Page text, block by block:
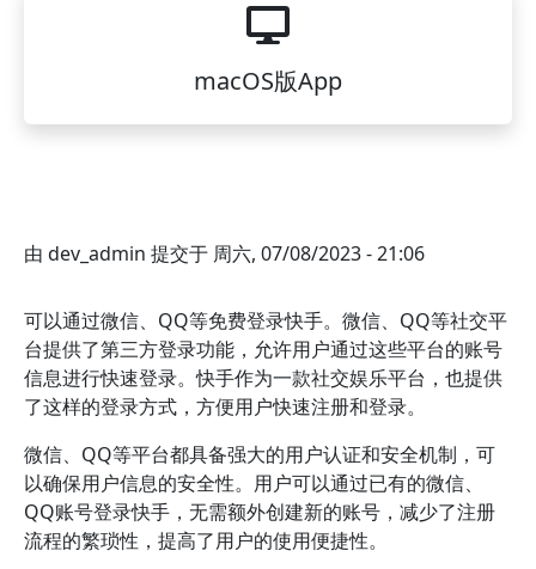
macOS版App
由 dev_admin 提交于 周六, 07/08/2023 - 21:06
可以通过微信、QQ等免费登录快手。微信、QQ等社交平
台提供了第三方登录功能，允许用户通过这些平台的账号
信息进行快速登录。快手作为一款社交娱乐平台，也提供
了这样的登录方式，方便用户快速注册和登录。
微信、QQ等平台都具备强大的用户认证和安全机制，可
以确保用户信息的安全性。用户可以通过已有的微信、
QQ账号登录快手，无需额外创建新的账号，减少了注册
流程的繁琐性，提高了用户的使用便捷性。